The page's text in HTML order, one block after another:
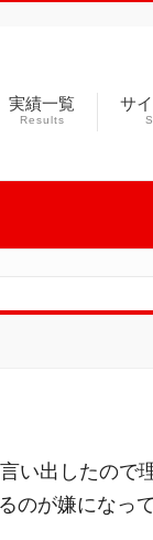
実績一覧
Results
サ
い出したので
のが嫌になっ